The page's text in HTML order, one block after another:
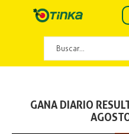
GANA DIARIO